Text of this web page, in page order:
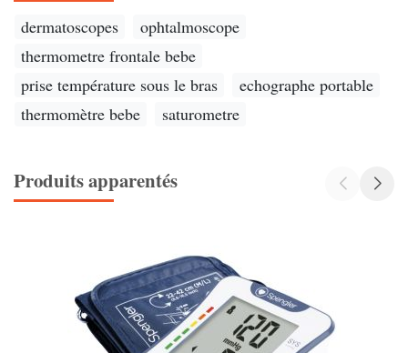
dermatoscopes
ophtalmoscope
thermometre frontale bebe
prise température sous le bras
echographe portable
thermomètre bebe
saturometre
Produits apparentés